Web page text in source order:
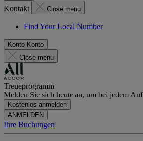
Kontakt Close menu
Find Your Local Number
Konto Konto
Close menu
Treueprogramm
Melden Sie sich heute an, um bei jedem
Kostenlos anmelden
ANMELDEN
Ihre Buchungen